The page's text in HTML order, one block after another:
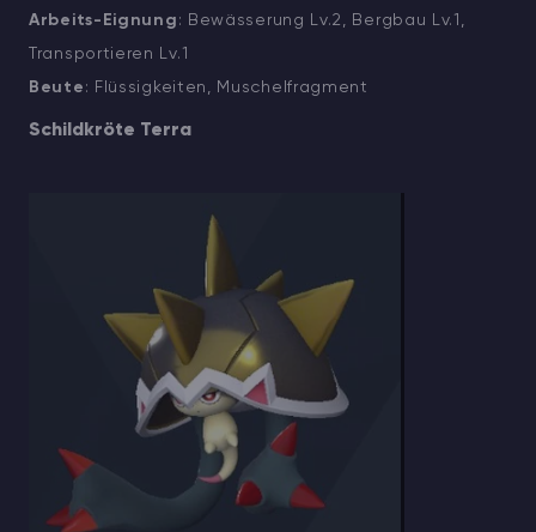
Arbeits-Eignung : Bewässerung Lv.2, Bergbau Lv.1,
Transportieren Lv.1
Beute : Flüssigkeiten, Muschelfragment
Schildkröte Terra